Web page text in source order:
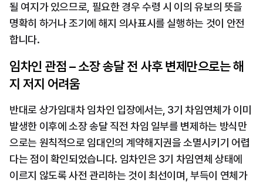
될 여지가 있으므로, 필요한 경우 수령 시 이의 유보의 뜻을
명확히 하거나 조기에 해지 의사표시를 실행하는 것이 안전
합니다.
임차인 관점 – 소장 송달 전 사후 변제만으로는 해
지 저지 어려움
반대로 상가임대차 임차인 입장에서는, 3기 차임연체가 이미
발생한 이후에 소장 송달 직전 차임 일부를 변제하는 방식만
으로는 원칙적으로 임대인의 계약해지권을 소멸시키기 어렵
다는 점이 확인되었습니다. 임차인은 3기 차임연체 상태에
이르지 않도록 사전 관리하는 것이 최선이며, 부득이 연체가